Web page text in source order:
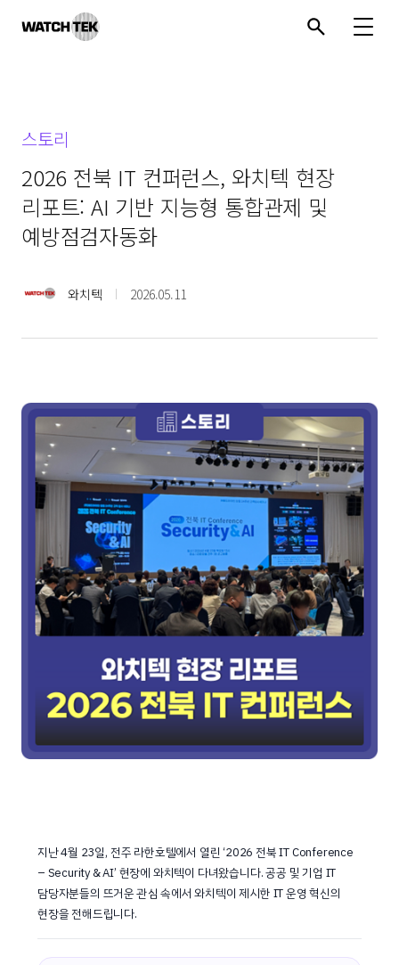
스토리
2026 전북 IT 컨퍼런스, 와치텍 현장
리포트: AI 기반 지능형 통합관제 및
예방점검자동화
와치텍 2026.05.11
지난 4월 23일, 전주 라한호텔에서 열린 ‘2026 전북 IT Conference
– Security & AI’ 현장에 와치텍이 다녀왔습니다. 공공 및 기업 IT
담당자분들의 뜨거운 관심 속에서 와치텍이 제시한 IT 운영 혁신의
현장을 전해드립니다.